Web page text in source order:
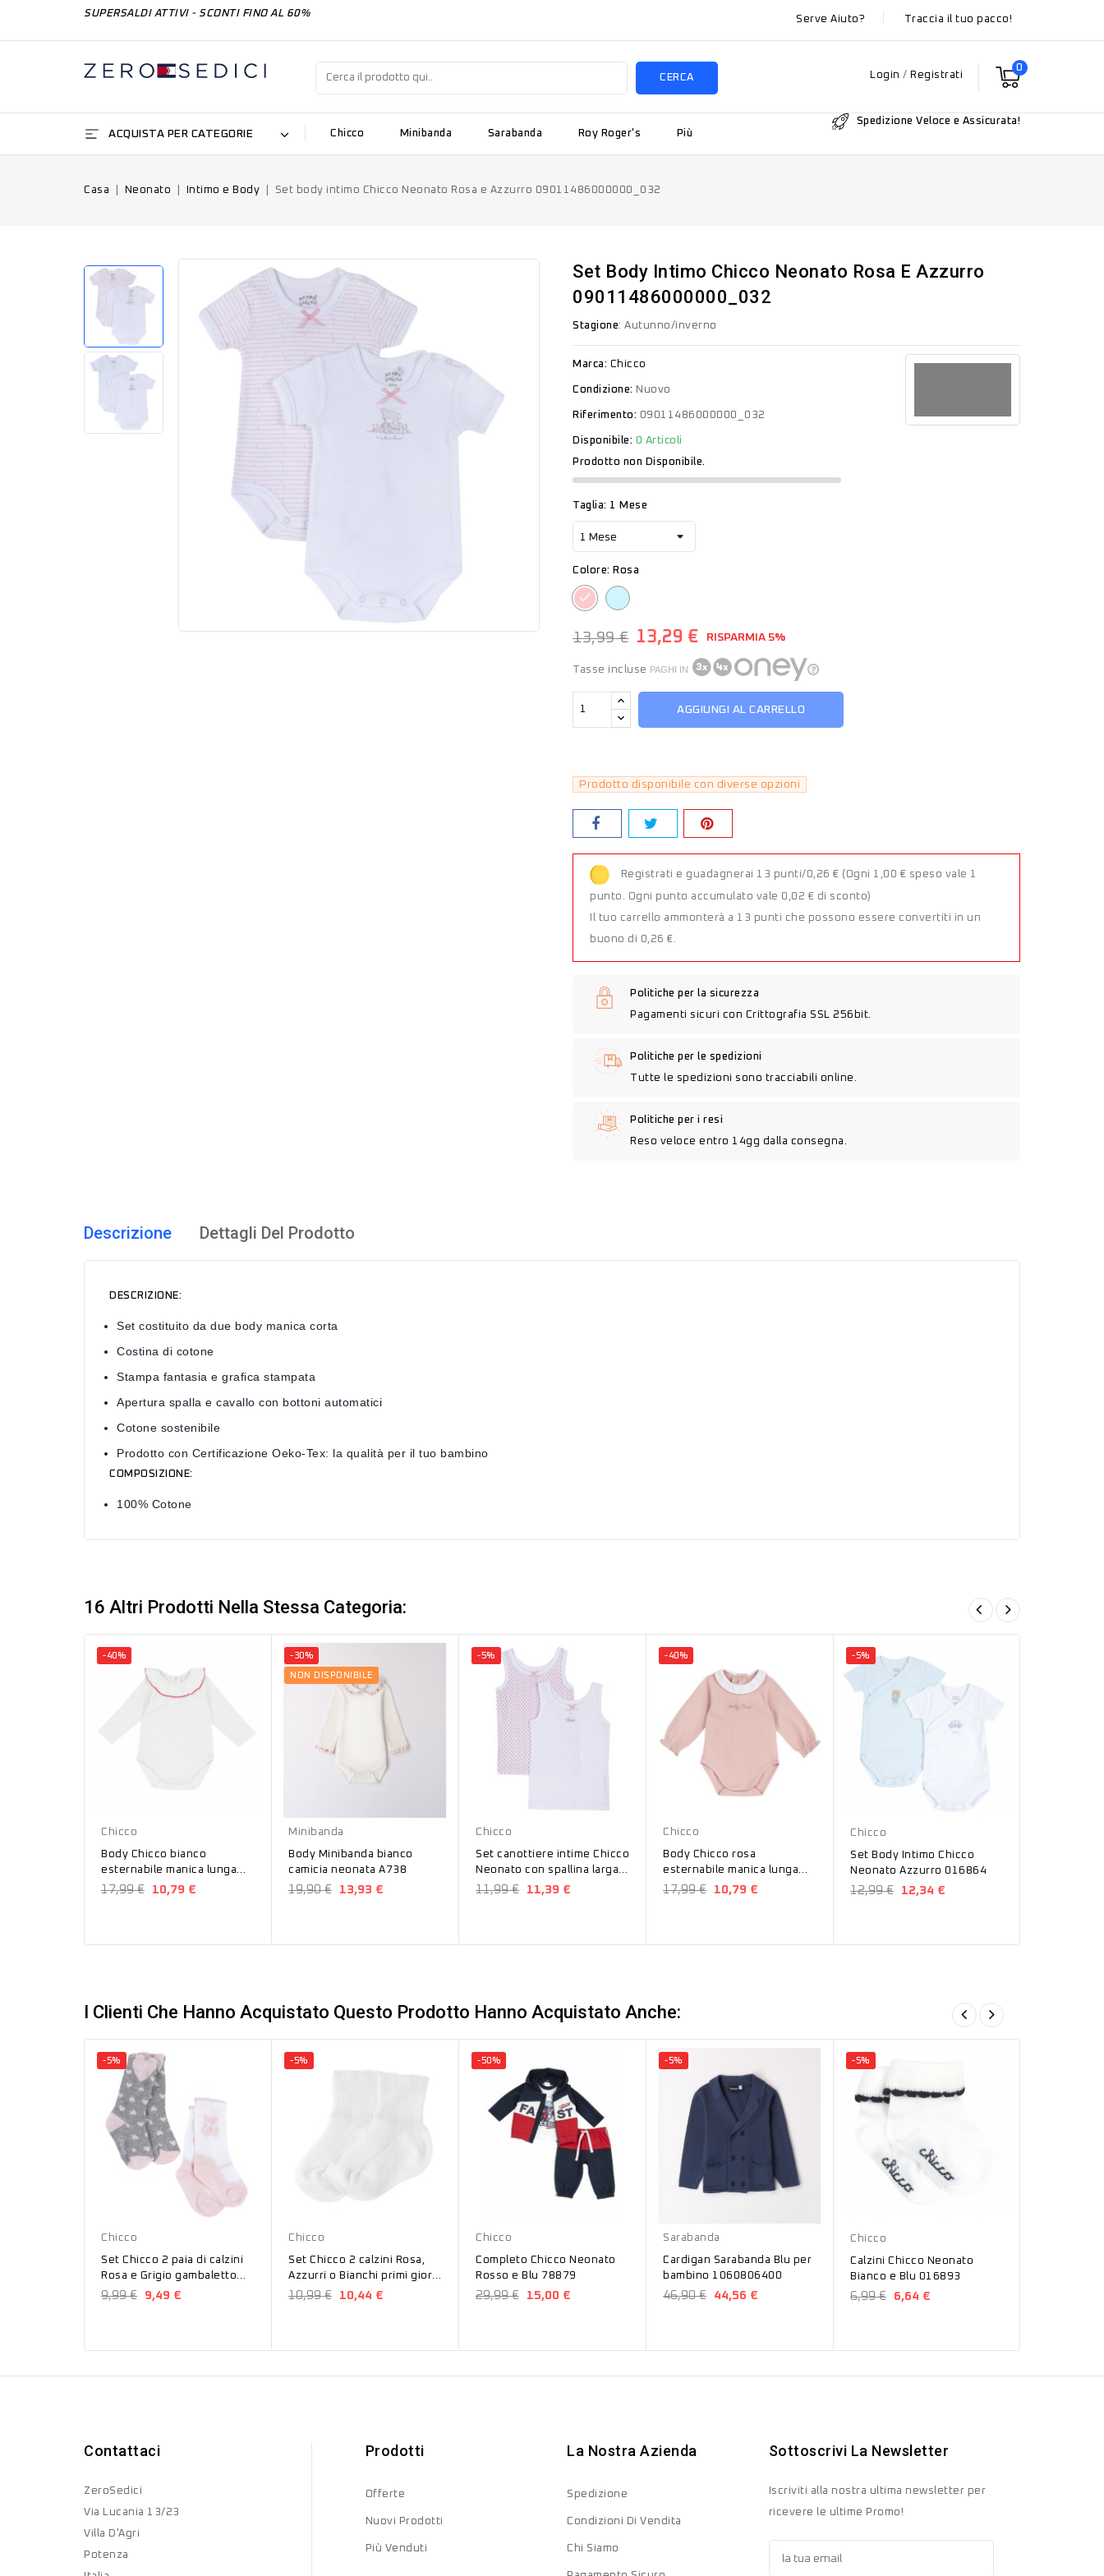
SUPERSALDI ATTIVI - SCONTI FINO AL 60%
Serve Aiuto? Traccia il tuo pacco!
0
Login / Registrati
CERCA
ACQUISTA PER CATEGORIE Chicco Minibanda Sarabanda Roy Roger's Più
Spedizione Veloce e Assicurata!
Casa Neonato Intimo e Body Set body intimo Chicco Neonato Rosa e Azzurro 09011486000000_032
Set Body Intimo Chicco Neonato Rosa E Azzurro
09011486000000_032
Stagione: Autunno/inverno
Marca: Chicco
Condizione: Nuovo
Riferimento: 09011486000000_032
Disponibile: 0 Articoli
Prodotto non Disponibile.
Taglia: 1 Mese
Colore: Rosa
Rosa Azzurro
13,99 € 13,29 € RISPARMIA 5%
Tasse incluse PAGHI IN
AGGIUNGI AL CARRELLO
Prodotto disponibile con diverse opzioni
Registrati e guadagnerai 13 punti/0,26 € (Ogni 1,00 € speso vale 1
punto. Ogni punto accumulato vale 0,02 € di sconto)
Il tuo carrello ammonterà a 13 punti che possono essere convertiti in un
buono di 0,26 €.
Politiche per la sicurezza
Pagamenti sicuri con Crittografia SSL 256bit.
Politiche per le spedizioni
Tutte le spedizioni sono tracciabili online.
Politiche per i resi
Reso veloce entro 14gg dalla consegna.
Descrizione Dettagli Del Prodotto
DESCRIZIONE:
Set costituito da due body manica corta
Costina di cotone
Stampa fantasia e grafica stampata
Apertura spalla e cavallo con bottoni automatici
Cotone sostenibile
Prodotto con Certificazione Oeko-Tex: la qualità per il tuo bambino
COMPOSIZIONE:
100% Cotone
16 Altri Prodotti Nella Stessa Categoria:
-40%
Chicco
Body Chicco bianco
esternabile manica lunga
07549
17,99 € 10,79 €
-30%
NON DISPONIBILE
Minibanda
Body Minibanda bianco
camicia neonata A738
19,90 € 13,93 €
-5%
Chicco
Set canottiere intime Chicco
Neonato con spallina larga e
fiocchetto Rosa...
11,99 € 11,39 €
-40%
Chicco
Body Chicco rosa
esternabile manica lunga
con colletto volant 07929
17,99 € 10,79 €
-5%
Chicco
Set Body Intimo Chicco
Neonato Azzurro 016864
12,99 € 12,34 €
I Clienti Che Hanno Acquistato Questo Prodotto Hanno Acquistato Anche:
-5%
Chicco
Set Chicco 2 paia di calzini
Rosa e Grigio gambaletto
jacquard neonata...
9,99 € 9,49 €
-5%
Chicco
Set Chicco 2 calzini Rosa,
Azzurri o Bianchi primi giorni
di cotone 13852
10,99 € 10,44 €
-50%
Chicco
Completo Chicco Neonato
Rosso e Blu 78879
29,99 € 15,00 €
-5%
Sarabanda
Cardigan Sarabanda Blu per
bambino 1060806400
46,90 € 44,56 €
-5%
Chicco
Calzini Chicco Neonato
Bianco e Blu 016893
6,99 € 6,64 €
Contattaci
ZeroSedici
Via Lucania 13/23
Villa D'Agri
Potenza
Prodotti
Offerte
Nuovi Prodotti
Più Venduti
La Nostra Azienda
Spedizione
Condizioni Di Vendita
Chi Siamo
Sottoscrivi La Newsletter
Iscriviti alla nostra ultima newsletter per
ricevere le ultime Promo!